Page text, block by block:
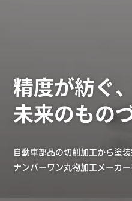
精度が紡ぐ、
未来のもの
自動車部品の切削加工から塗
ナンバーワン丸物加工メーカ